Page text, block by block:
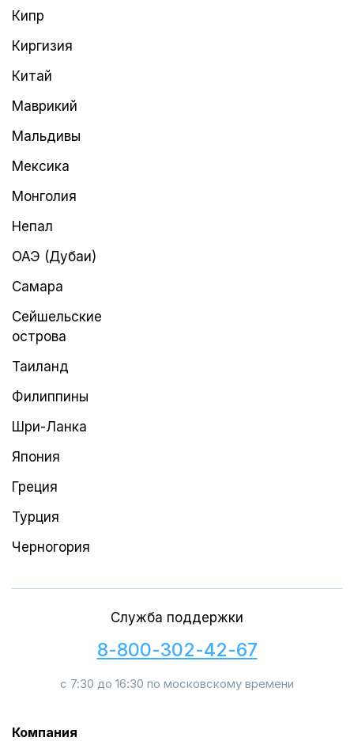
Служба поддержки
8-800-302-42-67
с 7:30 до 16:30 по московскому времени
Кипр
Киргизия
Китай
Маврикий
Мальдивы
Мексика
Монголия
Непал
ОАЭ (Дубаи)
Самара
Сейшельские
острова
Таиланд
Филиппины
Шри-Ланка
Япония
Греция
Турция
Черногория
Компания